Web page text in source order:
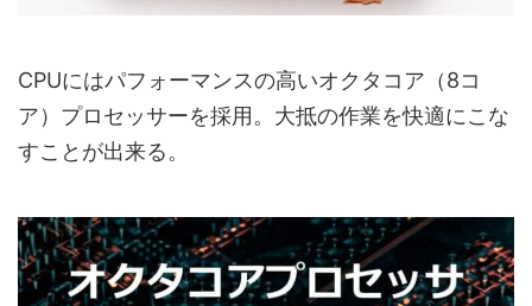
CPUにはパフォーマンスの高いオクタコア（8コ
ア）プロセッサーを採用。大抵の作業を快適にこな
すことが出来る。